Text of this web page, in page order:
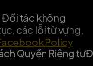
Đối tác không
các lỗi từ vựng,
Policy
Quyền Riêng tư